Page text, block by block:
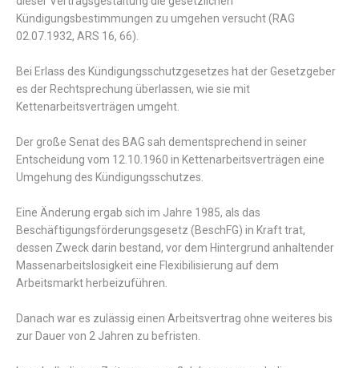
Kündigungsbestimmungen zu umgehen versucht (RAG
02.07.1932, ARS 16, 66).
Bei Erlass des Kündigungsschutzgesetzes hat der Gesetzgeber
es der Rechtsprechung überlassen, wie sie mit
Kettenarbeitsverträgen umgeht.
Der große Senat des BAG sah dementsprechend in seiner
Entscheidung vom 12.10.1960 in Kettenarbeitsverträgen eine
Umgehung des Kündigungsschutzes.
Eine Änderung ergab sich im Jahre 1985, als das
Beschäftigungsförderungsgesetz (BeschFG) in Kraft trat,
dessen Zweck darin bestand, vor dem Hintergrund anhaltender
Massenarbeitslosigkeit eine Flexibilisierung auf dem
Arbeitsmarkt herbeizuführen.
Danach war es zulässig einen Arbeitsvertrag ohne weiteres bis
zur Dauer von 2 Jahren zu befristen.